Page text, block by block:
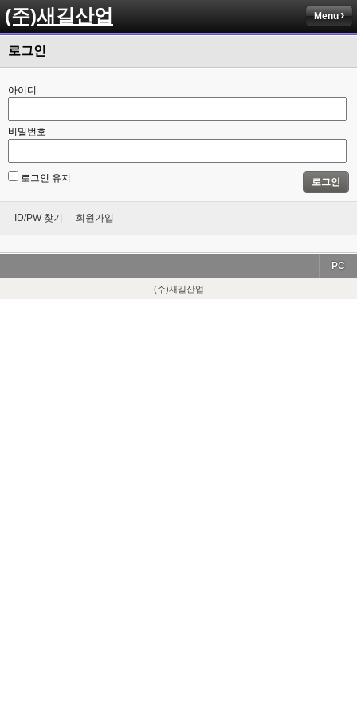
(주)새길산업 Menu
로그인
아이디
비밀번호
로그인 유지 로그인
ID/PW 찾기 회원가입
PC
(주)새길산업